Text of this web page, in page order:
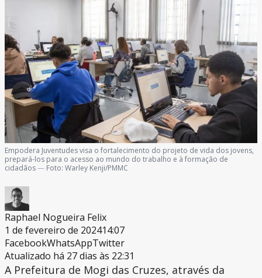
Empodera Juventudes visa o fortalecimento do projeto de vida dos jovens,
prepará-los para o acesso ao mundo do trabalho e à formação de
cidadãos— Foto: Warley Kenji/PMMC
Raphael Nogueira Felix
1 de fevereiro de 202414:07
FacebookWhatsAppTwitter
Atualizado há 27 dias às 22:31
A Prefeitura de Mogi das Cruzes, através da